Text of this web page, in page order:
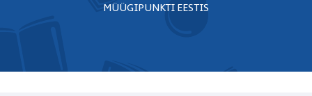
MÜÜGIPUNKTI EESTIS